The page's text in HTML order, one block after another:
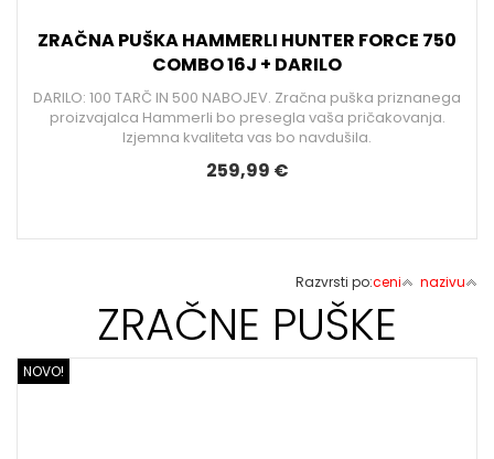
ZRAČNA PUŠKA HAMMERLI HUNTER FORCE 750
COMBO 16J + DARILO
DARILO: 100 TARČ IN 500 NABOJEV. Zračna puška priznanega
proizvajalca Hammerli bo presegla vaša pričakovanja.
Izjemna kvaliteta vas bo navdušila.
259,99 €
Razvrsti po:ceni nazivu
ZRAČNE PUŠKE
NOVO!